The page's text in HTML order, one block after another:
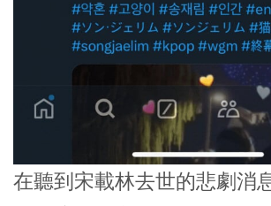
在聽到宋載林去世的悲劇消